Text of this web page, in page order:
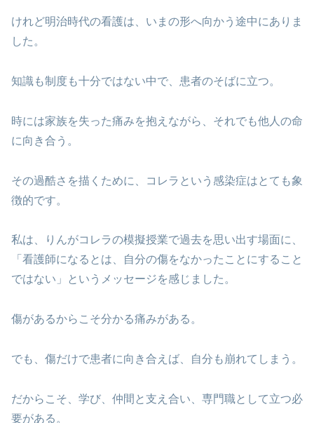
けれど明治時代の看護は、いまの形へ向かう途中にありま
した。
知識も制度も十分ではない中で、患者のそばに立つ。
時には家族を失った痛みを抱えながら、それでも他人の命
に向き合う。
その過酷さを描くために、コレラという感染症はとても象
徴的です。
私は、りんがコレラの模擬授業で過去を思い出す場面に、
「看護師になるとは、自分の傷をなかったことにすること
ではない」というメッセージを感じました。
傷があるからこそ分かる痛みがある。
でも、傷だけで患者に向き合えば、自分も崩れてしまう。
だからこそ、学び、仲間と支え合い、専門職として立つ必
要がある。